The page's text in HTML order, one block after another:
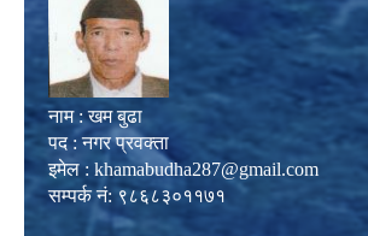
नाम : खम बुढा
पद : नगर प्रवक्ता
इमेल : khamabudha287@gmail.com
सम्पर्क नं: ९८६८३०११७१